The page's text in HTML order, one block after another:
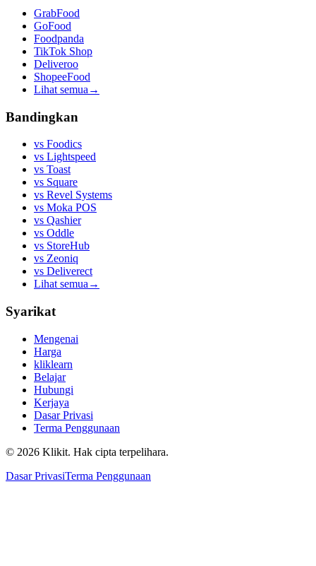
GrabFood
GoFood
Foodpanda
TikTok Shop
Deliveroo
ShopeeFood
Lihat semua →
Bandingkan
vs Foodics
vs Lightspeed
vs Toast
vs Square
vs Revel Systems
vs Moka POS
vs Qashier
vs Oddle
vs StoreHub
vs Zeoniq
vs Deliverect
Lihat semua →
Syarikat
Mengenai
Harga
kliklearn
Belajar
Hubungi
Kerjaya
Dasar Privasi
Terma Penggunaan
© 2026 Klikit. Hak cipta terpelihara.
Dasar PrivasiTerma Penggunaan